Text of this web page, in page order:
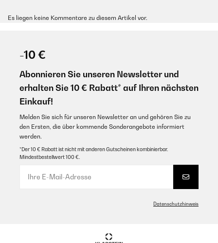
Es liegen keine Kommentare zu diesem Artikel vor.
-10 €
Abonnieren Sie unseren Newsletter und
erhalten Sie 10 € Rabatt* auf Ihren nächsten
Einkauf!
Melden Sie sich für unseren Newsletter an und gehören Sie zu
den Ersten, die über kommende Sonderangebote informiert
werden.
*Der 10 € Rabatt ist nicht mit anderen Gutscheinen kombinierbar.
Mindestbestellwert 100 €.
Datenschutzhinweis